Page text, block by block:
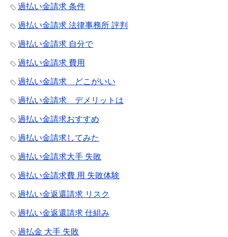
過払い金請求 条件
過払い金請求 法律事務所 評判
過払い金請求 自分で
過払い金請求 費用
過払い金請求 どこがいい
過払い金請求 デメリットは
過払い金請求おすすめ
過払い金請求してみた
過払い金請求大手 失敗
過払い金請求費 用 失敗体験
過払い金返還請求 リスク
過払い金返還請求 仕組み
過払金 大手 失敗